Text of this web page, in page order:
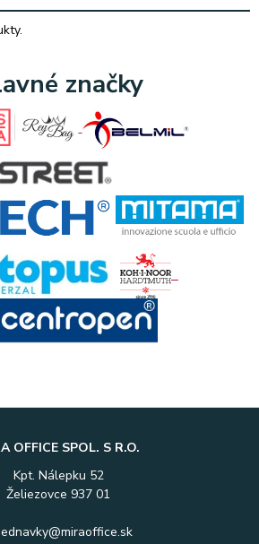
Výpredaj BTSznačky
OFFICE SPOL. S R.O.
Kpt. Nálepku 52
Želiezovce 937 01